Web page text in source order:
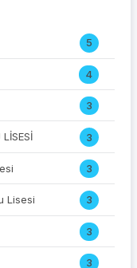
5
4
3
3
3
Lisesi 3
3
3